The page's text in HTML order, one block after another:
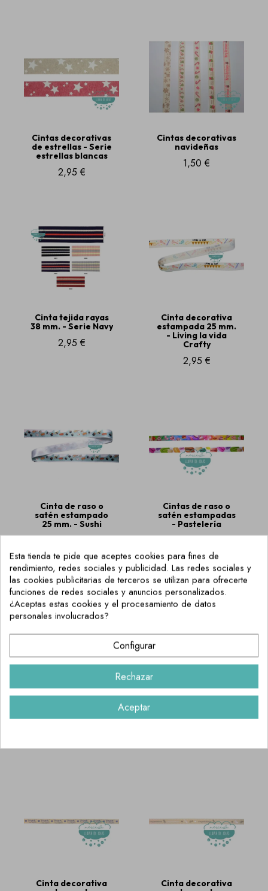
Cintas decorativas
de estrellas - Serie
estrellas blancas
2,95 €
Cintas decorativas
navideñas
1,50 €
Cinta tejida rayas
38 mm. - Serie Navy
2,95 €
Cinta decorativa
estampada 25 mm.
- Living la vida
Crafty
2,95 €
Cinta de raso o
satén estampado
25 mm. - Sushi
2,50 €
Cintas de raso o
satén estampadas
- Pastelería
1,29 €
AGOTADO
satén estampada -
TEMPORALMENTE
estampada -
0,80 €
Cinta decorativa
Cinta decorativa
Esta tienda te pide que aceptes cookies para fines de
rendimiento, redes sociales y publicidad. Las redes sociales y
las cookies publicitarias de terceros se utilizan para ofrecerte
funciones de redes sociales y anuncios personalizados.
¿Aceptas estas cookies y el procesamiento de datos
personales involucrados?
Configurar
Rechazar
Aceptar